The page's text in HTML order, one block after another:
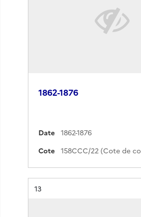
1862-1876
Date
1862-1876
Cote
158CCC/22 (Cote de
Résultat n°
13